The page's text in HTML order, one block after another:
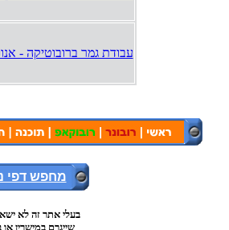
עבודת גמר ברובוטיקה -
מחפש דפי
,בעלי אתר זה לא
שייגרם במישרין